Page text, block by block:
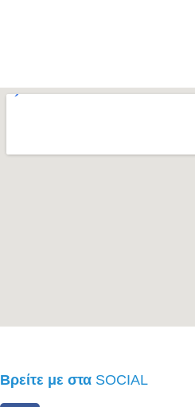
Βρείτε με στα SOCIAL